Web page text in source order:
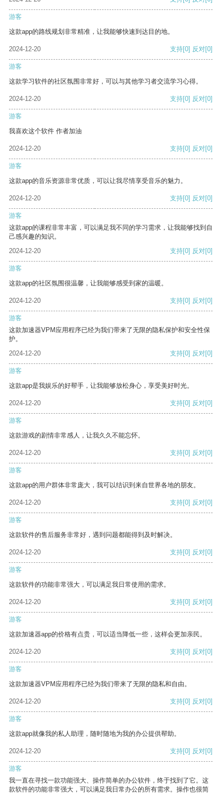
游客
这款app的路线规划非常精准，让我能够快速到达目的地。
2024-12-20 支持[0] 反对[0]
游客
这款学习软件的社区氛围非常好，可以与其他学习者交流学习心得。
2024-12-20 支持[0] 反对[0]
游客
我喜欢这个软件 作者加油
2024-12-20 支持[0] 反对[0]
游客
这款app的音乐资源非常优质，可以让我尽情享受音乐的魅力。
2024-12-20 支持[0] 反对[0]
游客
这款app的课程非常丰富，可以满足我不同的学习需求，让我能够找到自
己感兴趣的知识。
2024-12-20
支持[0] 反对[0]
游客
这款app的社区氛围很温馨，让我能够感受到家的温暖。
2024-12-20 支持[0] 反对[0]
游客
这款加速器VPM应用程序已经为我们带来了无限的隐私保护和安全性保
护。
2024-12-20
支持[0] 反对[0]
游客
这款app是我娱乐的好帮手，让我能够放松身心，享受美好时光。
2024-12-20 支持[0] 反对[0]
游客
这款游戏的剧情非常感人，让我久久不能忘怀。
2024-12-20 支持[0] 反对[0]
游客
这款app的用户群体非常庞大，我可以结识到来自世界各地的朋友。
2024-12-20 支持[0] 反对[0]
游客
这款软件的售后服务非常好，遇到问题都能得到及时解决。
2024-12-20 支持[0] 反对[0]
游客
这款软件的功能非常强大，可以满足我日常使用的需求。
2024-12-20 支持[0] 反对[0]
游客
这款加速器app的价格有点贵，可以适当降低一些，这样会更加亲民。
2024-12-20 支持[0] 反对[0]
游客
这款加速器VPM应用程序已经为我们带来了无限的隐私和自由。
2024-12-20 支持[0] 反对[0]
游客
这款app就像我的私人助理，随时随地为我的办公提供帮助。
2024-12-20 支持[0] 反对[0]
游客
我一直在寻找一款功能强大、操作简单的办公软件，终于找到了它。这
款软件的功能非常强大，可以满足我日常办公的所有需求。操作也很简